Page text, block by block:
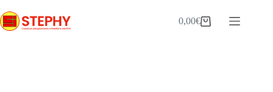
al
contenuto
Carrello
0,00€